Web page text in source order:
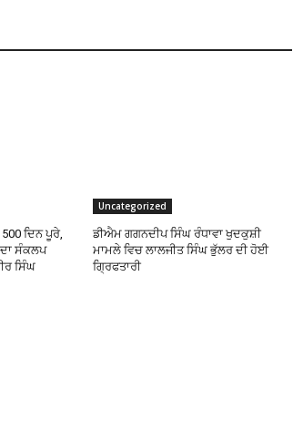
ਦਿਨ ਪੂਰੇ,
ਸੰਕਲਪ
ਸਿੰਘ
Uncategorized
ਡੀਐਮ ਗਗਨਦੀਪ ਸਿੰਘ ਰੰਧਾਵਾ ਖੁਦਕੁਸ਼ੀ
ਮਾਮਲੇ ਵਿਚ ਲਾਲਜੀਤ ਸਿੰਘ ਭੁੱਲਰ ਦੀ ਹੋਈ
ਗ੍ਰਿਫਤਾਰੀ